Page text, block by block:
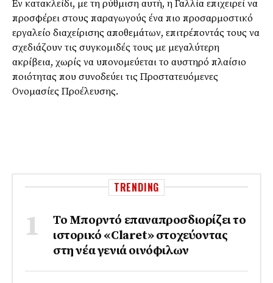
Εν κατακλείδι, με τη ρύθμιση αυτή, η Γαλλία επιχειρεί να
προσφέρει στους παραγωγούς ένα πιο προσαρμοστικό
εργαλείο διαχείρισης αποθεμάτων, επιτρέποντάς τους να
σχεδιάζουν τις συγκομιδές τους με μεγαλύτερη
ακρίβεια, χωρίς να υπονομεύεται το αυστηρό πλαίσιο
ποιότητας που συνοδεύει τις Προστατευόμενες
Ονομασίες Προέλευσης.
TRENDING
Το Μπορντό επαναπροσδιορίζει το
ιστορικό «Claret» στοχεύοντας
στη νέα γενιά οινόφιλων